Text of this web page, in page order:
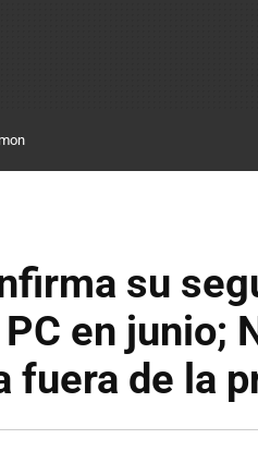
su
en junio;
fuera de la